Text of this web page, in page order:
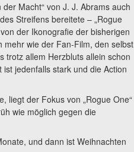
Macht“ von J. J. Abrams auch
Streifens bereitete – „Rogue
der Ikonografie der bisherigen
mehr wie der Fan-Film, den selbst
trotz allem Herzbluts allein schon
jedenfalls stark und die Action
liegt der Fokus von „Rogue One“
wie möglich gegen die
und dann ist Weihnachten